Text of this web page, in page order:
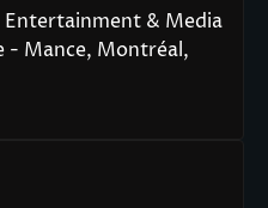
& Media
- Mance, Montréal,